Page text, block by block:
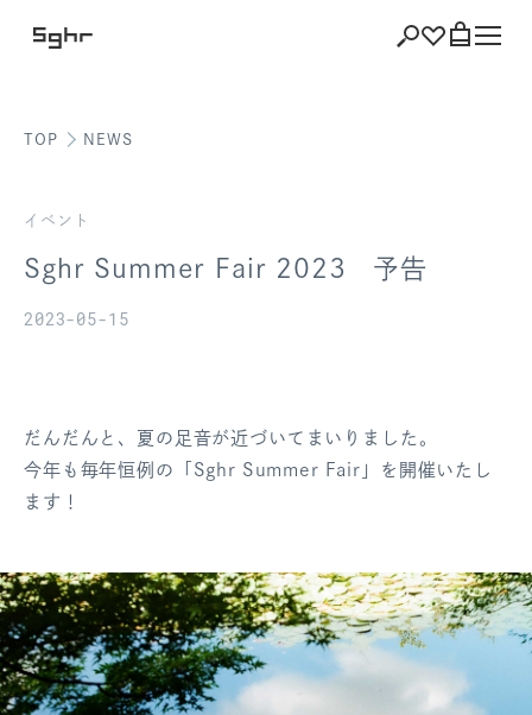
ショッピング
ポイント
TOP NEWS
イベント
Sghr Summer Fair 2023 予告
2023-05-15
だんだんと、夏の足音が近づいてまいりました。
今年も毎年恒例の「Sghr Summer Fair」を開催いたし
ます！